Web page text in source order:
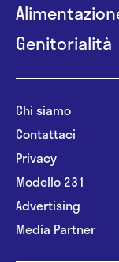
Genitorialità
Chi siamo
Contattaci
Privacy
Modello 231
Advertising
Media Partner